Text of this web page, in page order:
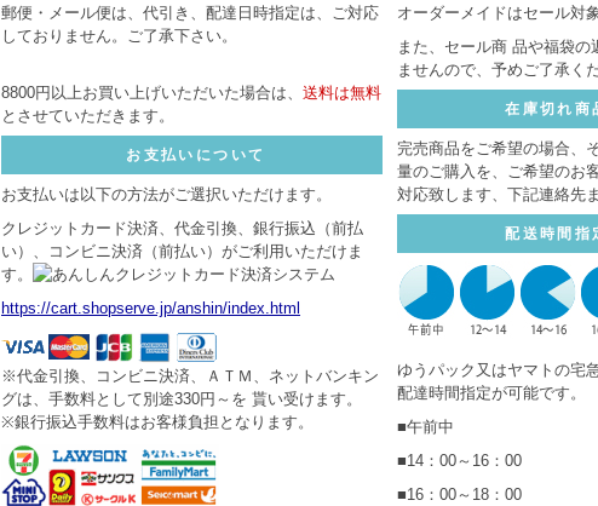
郵便・メール便は、代引き、配達日時指定は、ご対応
しておりません。ご了承下さい。
8800円以上お買い上げいただいた場合は、 送料は無料
とさせていただきます。
お支払いについて
お支払いは以下の方法がご選択いただけます。
クレジットカード決済、代金引換、銀行振込（前払
い）、コンビニ決済（前払い）がご利用いただけま
す。
https://cart.shopserve.jp/anshin/index.html
※代金引換、コンビニ決済、ＡＴＭ、ネットバンキン
グは、手数料として別途330円～を 貰い受けます。
※銀行振込手数料はお客様負担となります。
オーダーメイドはセール対
また、セール商 品や福袋の
ませんので、予めご了承く
在庫切れ商
完売商品をご希望の場合、
量のご購入を、ご希望のお
対応致します、下記連絡先
配送時間指
ゆうパック又はヤマトの宅
配達時間指定が可能です。
■午前中
■14：00～16：00
■16：00～18：00